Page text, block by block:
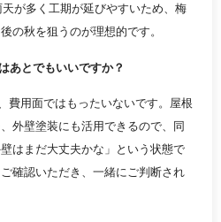
が多く工期が延びやすいため、梅
の秋を狙うのが理想的です。
あとでもいいですか？
費用面ではもったいないです。屋根
外壁塗装にも活用できるので、同
はまだ大丈夫かな」という状態で
確認いただき、一緒にご判断され